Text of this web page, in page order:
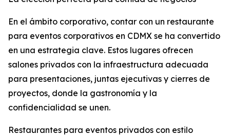
En el ámbito corporativo, contar con un restaurante
para eventos corporativos en CDMX se ha convertido
en una estrategia clave. Estos lugares ofrecen
salones privados con la infraestructura adecuada
para presentaciones, juntas ejecutivas y cierres de
proyectos, donde la gastronomía y la
confidencialidad se unen.
Restaurantes para eventos privados con estilo